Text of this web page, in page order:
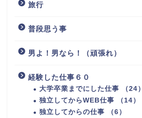
旅行
普段思う事
男よ！男なら！（頑張れ）
経験した仕事６０
大学卒業までにした仕事 （24）
独立してからWEB仕事 （14）
独立してからの仕事 （6）